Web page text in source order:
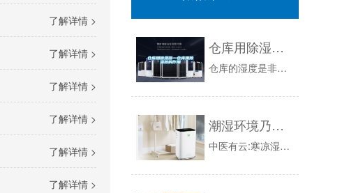
了解详情 >
了解详情 >
了解详情 >
了解详情 >
了解详情 >
了解详情 >
仓库用除湿器—仓库用除湿器的作用
仓库的湿度是非常重要的，它是仓库环境的重要指标，所以我们一般在仓库中都会用到仓库，仓库除湿机属于冷冻式除湿机，用于调节仓库的室内湿度，保证仓...
潮湿环境乃万病之源改善睡眠精华
中医有云:寒凉湿润乃万病之源。别的，假如工作压力较大，在晚上睡觉时，也想着工作上的工作，这样也会影响到睡觉。心理压力过大、睡前过度兴奋等的原...